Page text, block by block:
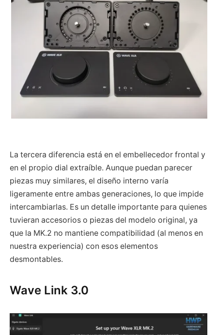
La tercera diferencia está en el embellecedor frontal y
en el propio dial extraíble. Aunque puedan parecer
piezas muy similares, el diseño interno varía
ligeramente entre ambas generaciones, lo que impide
intercambiarlas. Es un detalle importante para quienes
tuvieran accesorios o piezas del modelo original, ya
que la MK.2 no mantiene compatibilidad (al menos en
nuestra experiencia) con esos elementos
desmontables.
Wave Link 3.0